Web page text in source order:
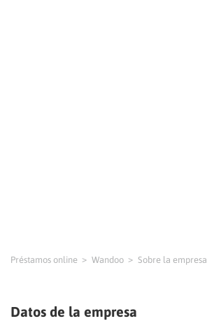
Préstamos online Wandoo Sobre la empresa
Datos de la empresa